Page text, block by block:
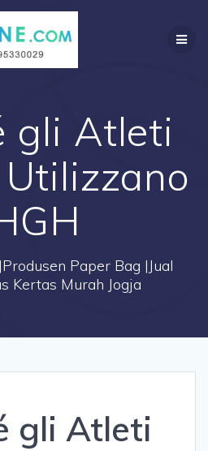
Skip
content
gli Atleti
Paper Bag |Jual
Kertas Murah Jogja
gli Atleti